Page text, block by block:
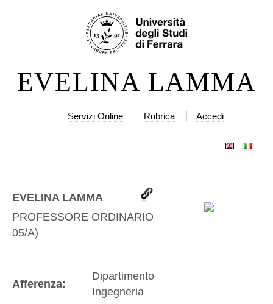
Salta
alla
EVELINA LAMMA
Servizi Online Rubrica Accedi
EVELINA LAMMA
PROFESSORE ORDINARIO
05/A)
Afferenza:
Dipartimento di
Ingegneria